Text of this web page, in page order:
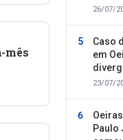
mês
26/07/
Caso
em
23/07/
Paulo